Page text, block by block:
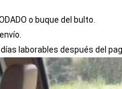
o buque del bulto.
laborables después del